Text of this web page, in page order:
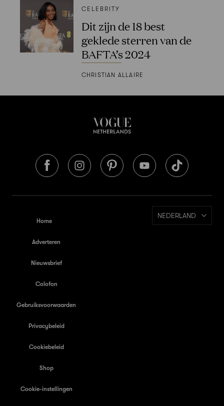
CELEBRITY
Dit zijn de 18 best
geklede sterren van de
BAFTA’s 2024
CHRISTIAN ALLAIRE
Home
Adverteren
Nieuwsbrief
Colofon
Gebruiksvoorwaarden
Privacybeleid
Cookiebeleid
Shop
Cookie-instellingen
NEDERLAND